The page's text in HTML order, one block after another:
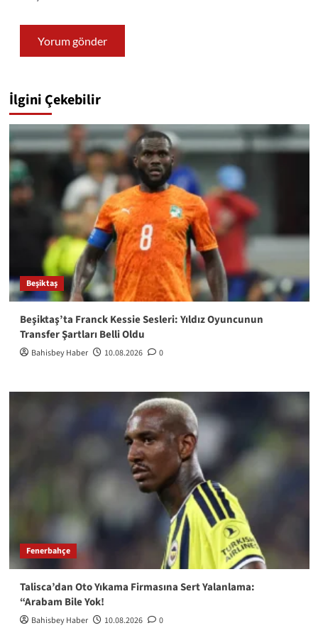
İlgini Çekebilir
Beşiktaş
Beşiktaş’ta Franck Kessie Sesleri: Yıldız Oyuncunun
Transfer Şartları Belli Oldu
Bahisbey Haber 10.08.2026 0
Fenerbahçe
Talisca’dan Oto Yıkama Firmasına Sert Yalanlama:
“Arabam Bile Yok!
Bahisbey Haber 10.08.2026 0